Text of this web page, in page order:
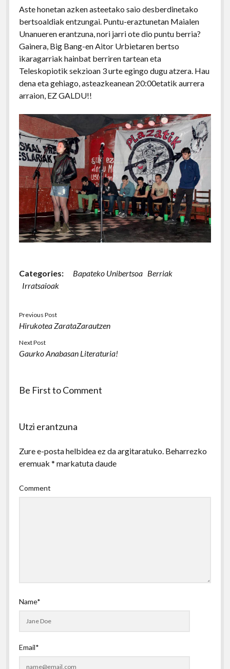
Aste honetan azken asteetako saio desberdinetako
bertsoaldiak entzungai. Puntu-eraztunetan Maialen
Unanueren erantzuna, nori jarri ote dio puntu berria?
Gainera, Big Bang-en Aitor Urbietaren bertso
ikaragarriak hainbat berriren tartean eta
Teleskopiotik sekzioan 3 urte egingo dugu atzera. Hau
dena eta gehiago, asteazkeanean 20:00etatik aurrera
arraion, EZ GALDU!!
Categories: Bapateko Unibertsoa Berriak
Irratsaioak
Previous Post
Hirukotea ZarataZarautzen
Next Post
Gaurko Anabasan Literaturia!
Be First to Comment
Utzi erantzuna
Zure e-posta helbidea ez da argitaratuko. Beharrezko
eremuak * markatuta daude
Comment
Name*
Email*